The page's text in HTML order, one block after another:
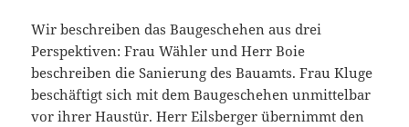
Wir beschreiben das Baugeschehen aus drei
Perspektiven: Frau Wähler und Herr Boie
beschreiben die Sanierung des Bauamts. Frau Kluge
beschäftigt sich mit dem Baugeschehen unmittelbar
vor ihrer Haustür. Herr Eilsberger übernimmt den